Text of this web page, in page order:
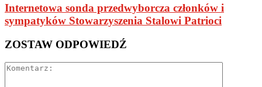
Internetowa sonda przedwyborcza członków i
sympatyków Stowarzyszenia Stalowi Patrioci
ZOSTAW ODPOWIEDŹ